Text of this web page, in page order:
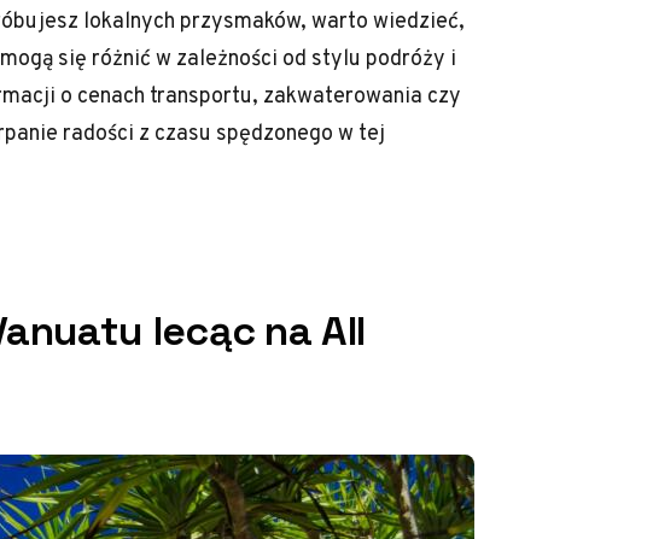
lokalnych przysmaków, warto wiedzieć,
się różnić w zależności od stylu podróży i
o cenach transportu, zakwaterowania czy
radości z czasu spędzonego w tej
lecąc na All